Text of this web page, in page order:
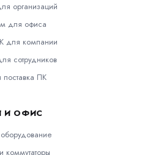
организаций
для офиса
для компании
сотрудников
поставка ПК
И ОФИС
коммутаторы